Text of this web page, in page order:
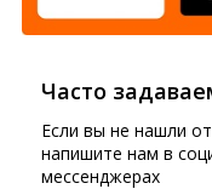
Часто
Если вы не нашли
напишите нам в
мессенджерах